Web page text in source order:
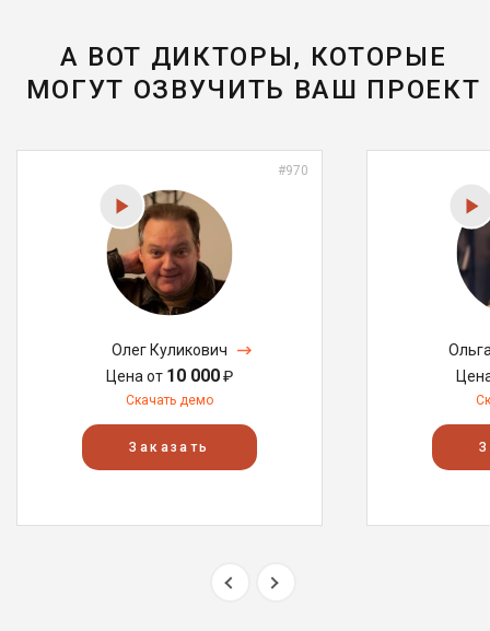
А ВОТ ДИКТОРЫ, КОТОРЫЕ
МОГУТ ОЗВУЧИТЬ ВАШ ПРОЕКТ
#970
Олег Куликович
Цена от 10 000₽
Скачать демо
Заказать